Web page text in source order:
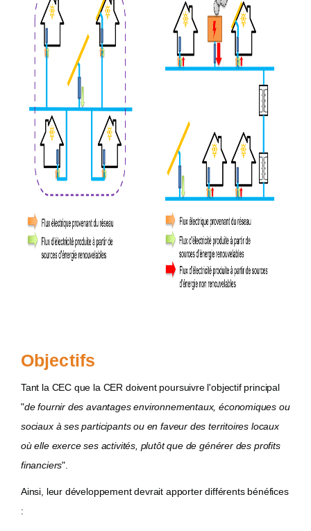
Objectifs
Tant la CEC que la CER doivent poursuivre l'objectif principal
"de fournir des avantages environnementaux, économiques ou
sociaux à ses participants ou en faveur des territoires locaux
où elle exerce ses activités, plutôt que de générer des profits
financiers".
Ainsi, leur développement devrait apporter différents bénéfices
: